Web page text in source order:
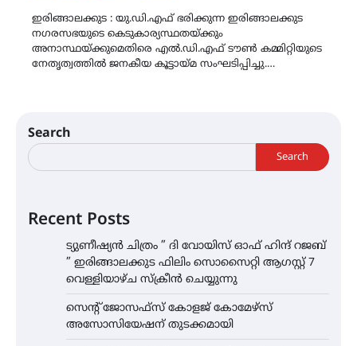
ഇരിങ്ങാലക്കുട : യു.ഡി.എഫ് ഭരിക്കുന്ന ഇരിങ്ങാലക്കുട
നഗരസഭയുടെ കെടുകാര്യസ്ഥതയ്ക്കും
അനാസ്ഥയ്ക്കുമെതിരെ എൽ.ഡി.എഫ് ടൗൺ കമ്മിറ്റിയുടെ
നേതൃത്വത്തിൽ ജനകീയ കൂട്ടായ്മ സംഘടിപ്പിച്ചു.…
Search
Search
Recent Posts
ട്യുണീഷ്യൻ ചിത്രം ” ദി വോയിസ് ഓഫ് ഹിന്ദ് റജബ്
” ഇരിങ്ങാലക്കുട ഫിലിം സൊസൈറ്റി ആഗസ്റ്റ് 7
വെള്ളിയാഴ്ച സ്‌ക്രീൻ ചെയ്യുന്നു
സെന്റ് ജോസഫ്സ് കോളജ് കോമേഴ്‌സ്
അസോസിയേഷന് തുടക്കമായി